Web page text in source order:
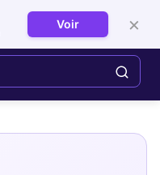
Se connecter
Voir ×